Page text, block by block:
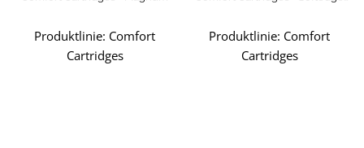
Produktlinie: Comfort
Cartridges
Produktlinie: Comfort
Cartridges